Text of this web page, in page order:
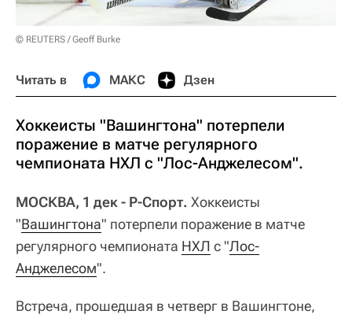
© REUTERS / Geoff Burke
Читать в МАКС Дзен
Хоккеисты "Вашингтона" потерпели
поражение в матче регулярного
чемпионата НХЛ с "Лос-Анджелесом".
МОСКВА, 1 дек - Р-Спорт. Хоккеисты
"Вашингтона" потерпели поражение в матче
регулярного чемпионата НХЛ с "Лос-
Анджелесом".
Встреча, прошедшая в четверг в Вашингтоне,